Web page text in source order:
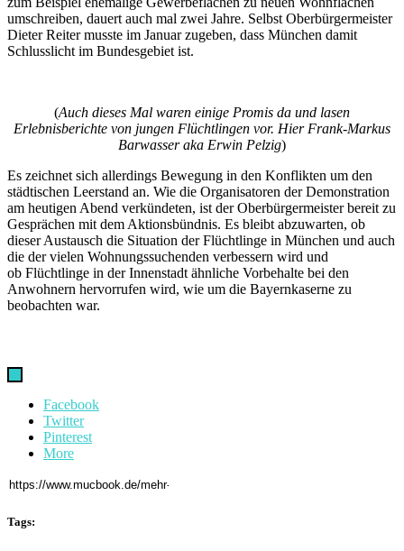
umschreiben, dauert auch mal zwei Jahre. Selbst Oberbürgermeister
Dieter Reiter musste im Januar zugeben, dass München damit
Schlusslicht im Bundesgebiet ist.
(Auch dieses Mal waren einige Promis da und lasen
Erlebnisberichte von jungen Flüchtlingen vor. Hier Frank-Markus
Barwasser aka Erwin Pelzig)
Es zeichnet sich allerdings Bewegung in den Konflikten um den
städtischen Leerstand an. Wie die Organisatoren der Demonstration
am heutigen Abend verkündeten, ist der Oberbürgermeister bereit zu
Gesprächen mit dem Aktionsbündnis. Es bleibt abzuwarten, ob
dieser Austausch die Situation der Flüchtlinge in München und auch
die der vielen Wohnungssuchenden verbessern wird und
ob Flüchtlinge in der Innenstadt ähnliche Vorbehalte bei den
Anwohnern hervorrufen wird, wie um die Bayernkaserne zu
beobachten war.
Facebook
Twitter
Pinterest
More
Tags: